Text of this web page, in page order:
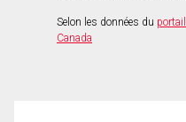
Selon les données du
Canada